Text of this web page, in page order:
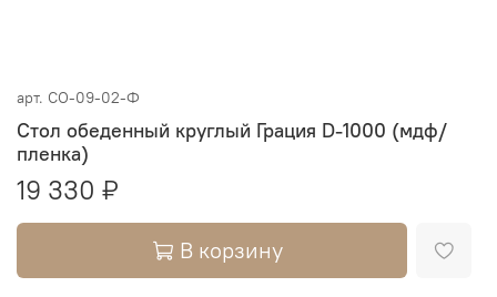
арт. СО-09-02-Ф
Стол обеденный круглый Грация D-1000 (мдф/
пленка)
19 330 ₽
В корзину